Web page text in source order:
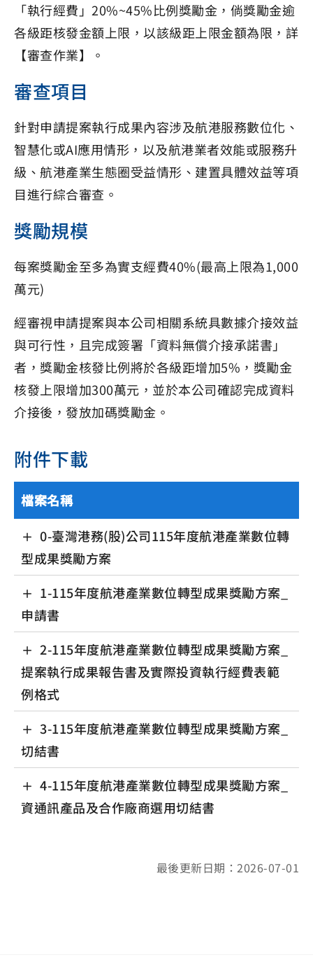
「執行經費」20%~45%比例獎勵金，倘獎勵金逾
各級距核發金額上限，以該級距上限金額為限，詳
【審查作業】。
審查項目
針對申請提案執行成果內容涉及航港服務數位化、
智慧化或AI應用情形，以及航港業者效能或服務升
級、航港產業生態圈受益情形、建置具體效益等項
目進行綜合審查。
獎勵規模
每案獎勵金至多為實支經費40%(最高上限為1,000
萬元)
經審視申請提案與本公司相關系統具數據介接效益
與可行性，且完成簽署「資料無償介接承諾書」
者，獎勵金核發比例將於各級距增加5%，獎勵金
核發上限增加300萬元，並於本公司確認完成資料
介接後，發放加碼獎勵金。
附件下載
檔案名稱
0-臺灣港務(股)公司115年度航港產業數位轉
型成果獎勵方案
1-115年度航港產業數位轉型成果獎勵方案_
申請書
2-115年度航港產業數位轉型成果獎勵方案_
提案執行成果報告書及實際投資執行經費表範
例格式
3-115年度航港產業數位轉型成果獎勵方案_
切結書
4-115年度航港產業數位轉型成果獎勵方案_
資通訊產品及合作廠商選用切結書
最後更新日期：2026-07-01